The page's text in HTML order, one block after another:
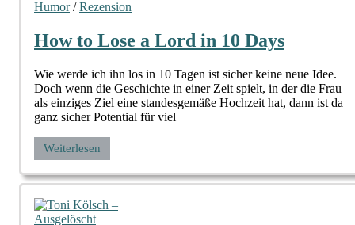
Humor/Rezension
How to Lose a Lord in 10 Days
Wie werde ich ihn los in 10 Tagen ist sicher keine neue Idee.
Doch wenn die Geschichte in einer Zeit spielt, in der die Frau
als einziges Ziel eine standesgemäße Hochzeit hat, dann ist da
ganz sicher Potential für viel
Weiterlesen